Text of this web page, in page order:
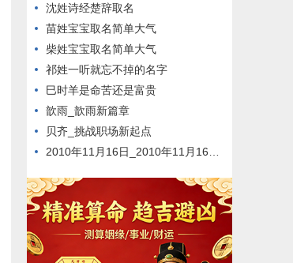
沈姓诗经楚辞取名
苗姓宝宝取名简单大气
柴姓宝宝取名简单大气
祁姓一听就忘不掉的名字
巳时羊是命苦还是富贵
歆雨_歆雨新篇章
贝齐_挑战职场新起点
2010年11月16日_2010年11月16日新闻回顾